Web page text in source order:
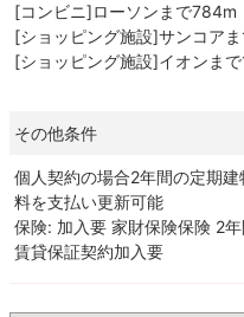
[コンビニ]ローソンまで784m
[ショッピング施設]サンコア
[ショッピング施設]イオンま
その他条件
個人契約の場合2年間の定期
料を支払い更新可能
保険: 加入要 家財保険保険 2
賃貸保証契約加入要